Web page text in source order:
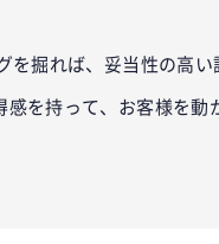
を掘れば、妥当性の高
を持って、お客様を